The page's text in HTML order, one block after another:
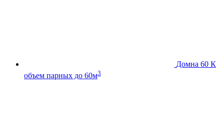
Домна 60 К
объем парных до 60м3